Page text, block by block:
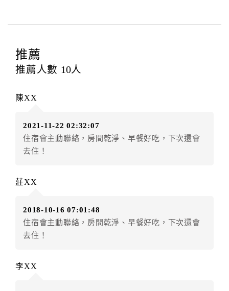
四、訂單異動
提出申辦不得異動訂單。
每筆訂單異動限定
辦理取消退款。
房者應補足差額。（限原訂飯店）
房者不得要求退其差額。（限原訂飯店）
五、保留住宿權益(保留住房)
（提出申辦日為保留起算日）
店客滿，敬請及早計畫，如逾時未提出申辦，視同無條
件放棄訂單（住宿權益）。 （限原訂飯店使用）
．每筆訂單異動限定乙次，限原訂飯店，異動完成後不
．訂單異動後，訂單費用總計大於原訂單費用總計時，
推薦
推薦人數 10人
陳XX
2021-11-22 02:32:07
住宿會主動聯絡，房間乾淨、早餐好吃，下次還會
去住！
莊XX
2018-10-16 07:01:48
住宿會主動聯絡，房間乾淨、早餐好吃，下次還會
去住！
李XX